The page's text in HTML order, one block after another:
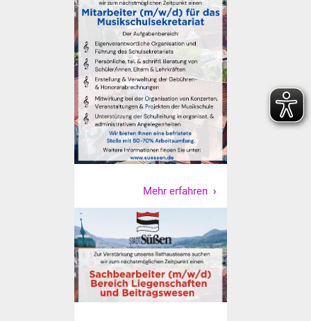
Wirtschaft
Haushalt & Infos
Wirtschaftsförderung
Gewerbeimmobilien
IKG Auen
Ausschreibungen
Ausschreibung
Europaweite
Ausschreibung
Mehr erfahren